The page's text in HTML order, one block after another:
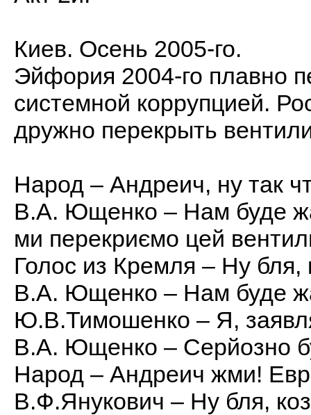
Киев. Осень 2005-го.
Эйфория 2004-го плавно
системной коррупцией.
дружно перекрыть
Народ – Андреич, ну так
В.А. Ющенко – Нам буде
ми перекриємо цей
Голос из Кремля – Ну
В.А. Ющенко – Нам буде
Ю.В.Тимошенко – Я,
В.А. Ющенко – Серйозно
Народ – Андреич жми!
В.Ф.Янукович – Ну бля,